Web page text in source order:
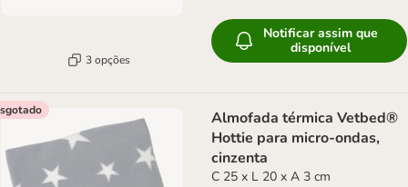
3 opções
Notificar assim que
disponível
Almofada térmica Vetbed®
Hottie para micro-ondas,
cinzenta
C 25 x L 20 x A 3 cm